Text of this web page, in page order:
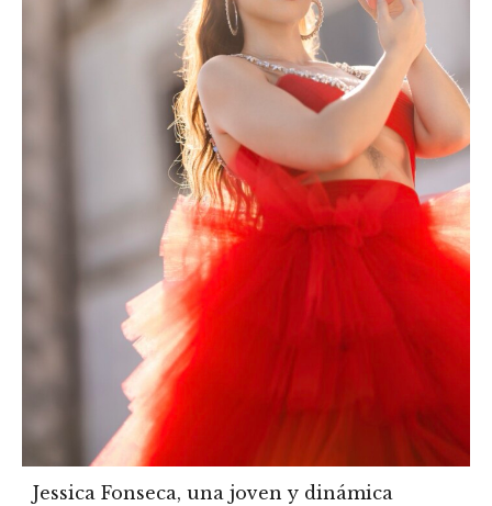
Jessica Fonseca, una joven y dinámica